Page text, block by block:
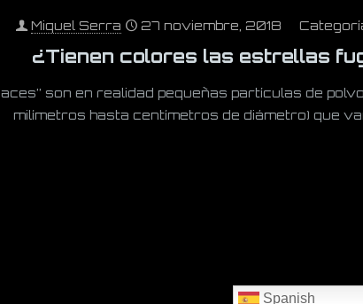
Miquel Serra 27 noviembre, 2018
¿Tienen colores las estrellas
son en realidad pequeñas partículas de
milímetros hasta centímetros de diámetro) que
Spanish